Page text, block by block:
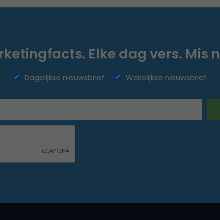
Elke dag vers. Mis
Dagelijkse nieuwsbrief Wekelijkse nieuwsbrief